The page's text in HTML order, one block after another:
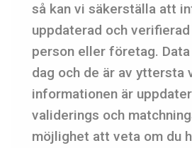
så kan vi säkerställa att
uppdaterad och
person eller företag.
dag och de är av yttersta
informationen är
validerings och
möjlighet att veta om du